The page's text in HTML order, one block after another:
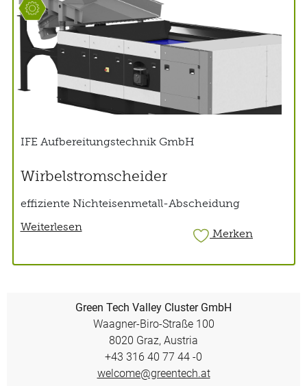
IFE Aufbereitungstechnik GmbH
Wirbelstromscheider
effiziente Nichteisenmetall-Abscheidung
Weiterlesen
Merken
Green Tech Valley Cluster GmbH
Waagner-Biro-Straße 100
8020 Graz, Austria
+43 316 40 77 44 -0
welcome@greentech.at